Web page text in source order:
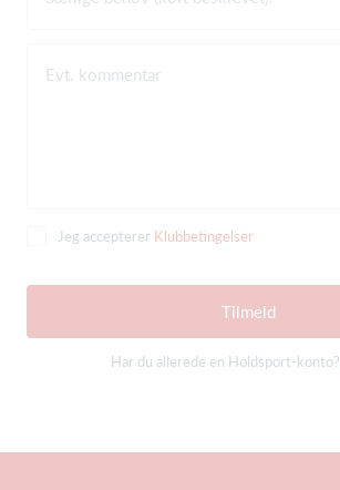
Evt. kommentar
Jeg accepterer Klubbetingelser
Tilmeld
Har du allerede en Holdsport-konto?